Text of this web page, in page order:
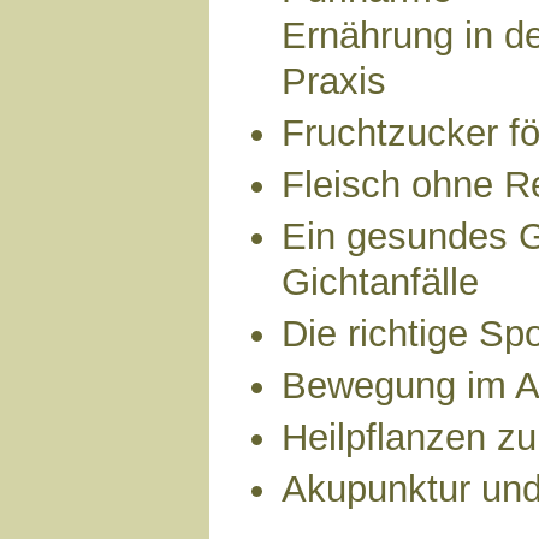
Ernährung in
Praxis
Fruchtzucker
Fleisch ohne
Ein gesundes
Gichtanfälle
Die richtige
Bewegung im
Heilpflanzen
Akupunktur